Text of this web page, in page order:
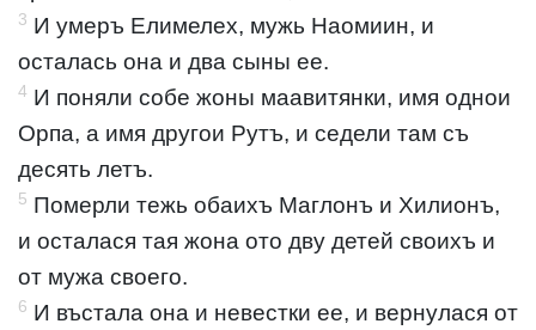
3 И умеръ Елимелех, мужь Наомиин, и
осталась она и два сыны ее.
4 И поняли собе жоны маавитянки, имя однои
Орпа, а имя другои Рутъ, и седели там съ
десять летъ.
5 Померли тежь обаихъ Маглонъ и Хилионъ,
и осталася тая жона ото дву детей своихъ и
от мужа своего.
6 И въстала она и невестки ее, и вернулася от